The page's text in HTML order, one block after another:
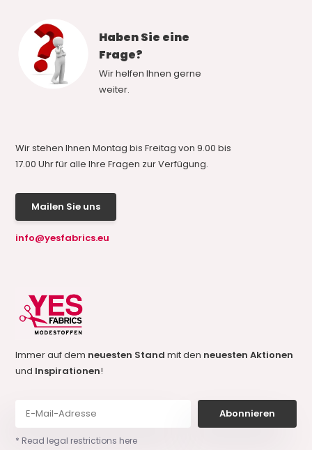
Haben Sie eine
Frage?
Wir helfen Ihnen gerne
weiter.
Wir stehen Ihnen Montag bis Freitag von 9.00 bis
17.00 Uhr für alle Ihre Fragen zur Verfügung.
Mailen Sie uns
info@yesfabrics.eu
Immer auf dem neuesten Standmit den neuesten Aktionen
und Inspirationen!
Abonnieren
* Read legal restrictions here